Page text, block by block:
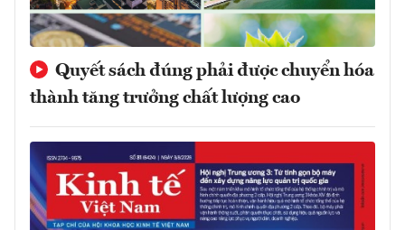
Quyết sách đúng phải được chuyển hóa
thành tăng trưởng chất lượng cao